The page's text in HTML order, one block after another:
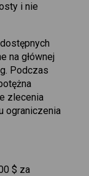
i nie
na głównej
Podczas
zlecenia
ograniczenia
$ za